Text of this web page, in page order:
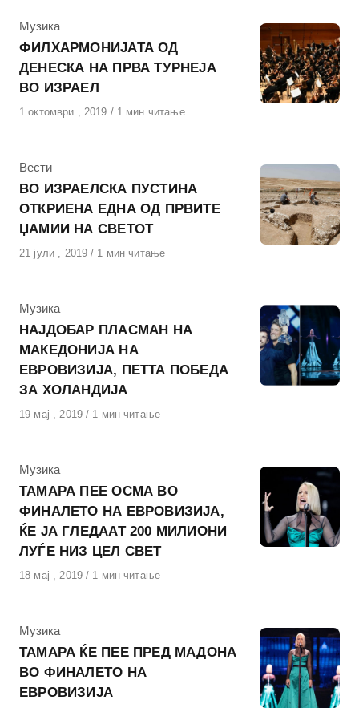
КАтегорија
Музика
ФИЛХАРМОНИЈАТА ОД
ДЕНЕСКА НА ПРВА ТУРНЕЈА
ВО ИЗРАЕЛ
Објавено
1 октомври , 2019 1 мин читање
КАтегорија
Вести
ВО ИЗРАЕЛСКА ПУСТИНА
ОТКРИЕНА ЕДНА ОД ПРВИТЕ
ЏАМИИ НА СВЕТОТ
Објавено
21 јули , 2019 1 мин читање
КАтегорија
Музика
НАЈДОБАР ПЛАСМАН НА
МАКЕДОНИЈА НА
ЕВРОВИЗИЈА, ПЕТТА ПОБЕДА
ЗА ХОЛАНДИЈА
Објавено
19 мај , 2019 1 мин читање
КАтегорија
Музика
ТАМАРА ПЕЕ ОСМА ВО
ФИНАЛЕТО НА ЕВРОВИЗИЈА,
ЌЕ ЈА ГЛЕДААТ 200 МИЛИОНИ
ЛУЃЕ НИЗ ЦЕЛ СВЕТ
Објавено
18 мај , 2019 1 мин читање
КАтегорија
Музика
ТАМАРА ЌЕ ПЕЕ ПРЕД МАДОНА
ВО ФИНАЛЕТО НА
ЕВРОВИЗИЈА